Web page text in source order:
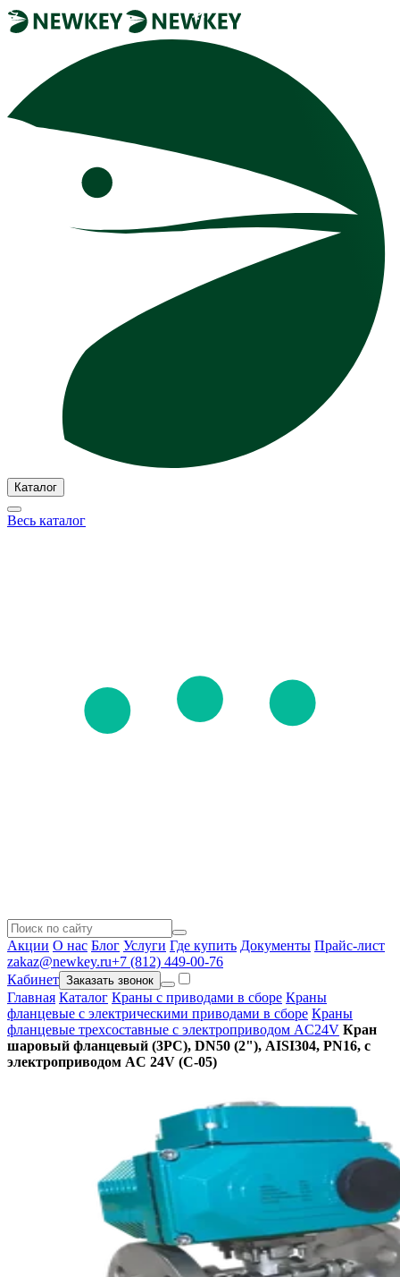
Каталог
Весь каталог
Акции О нас Блог Услуги Где купить Документы Прайс-лист
zakaz@newkey.ru+7 (812) 449-00-76
Кабинет Заказать звонок
Главная Каталог Краны с приводами в сборе Краны
фланцевые с электрическими приводами в сборе Краны
фланцевые трехсоставные с электроприводом AC24V Кран
шаровый фланцевый (3PC), DN50 (2"), AISI304, PN16, с
электроприводом AC 24V (С-05)